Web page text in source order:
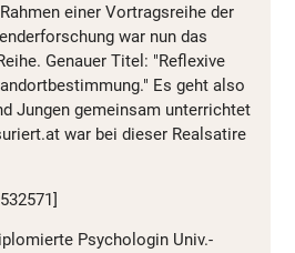
einer Vortragsreihe der
war nun das
Genauer Titel: "Reflexive
Es geht also
Jungen gemeinsam unterrichtet
war bei dieser Realsatire
Psychologin Univ.-